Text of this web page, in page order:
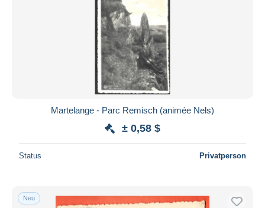
Martelange - Parc Remisch (animée Nels)
± 0,58 $
Status Privatperson
Neu